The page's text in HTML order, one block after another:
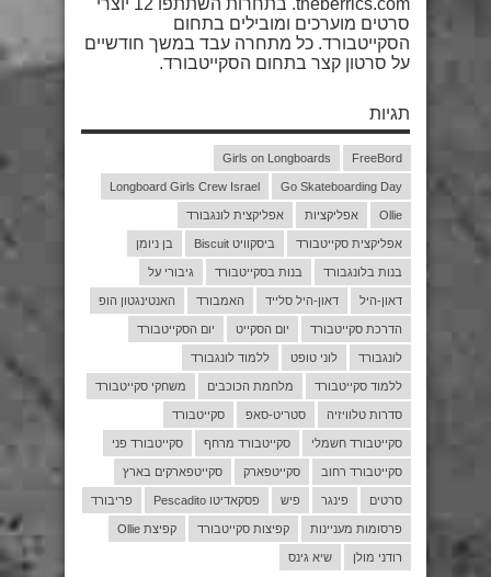
theberrics.com. בתחרות השתתפו 12 יוצרי
סרטים מוערכים ומובילים בתחום
הסקייטבורד. כל מתחרה עבד במשך חודשיים
על סרטון קצר בתחום הסקייטבורד.
תגיות
FreeBord
Girls on Longboards
Go Skateboarding Day
Longboard Girls Crew Israel
Ollie אפליקציות אפליקצית לונגבורד
אפליקצית סקייטבורד ביסקוויט Biscuit בן ניומן
בנות בלונגבורד בנות בסקייטבורד גיבורי על
דאון-היל דאון-היל סלייד האמבורד האנטינגטון הופ
הדרכת סקייטבורד יום הסקייט יום הסקייטבורד
לונגבורד לוני טופט ללמוד לונגבורד
ללמוד סקייטבורד מלחמת הכוכבים משחקי סקייטבורד
סדרות טלוויזיה סטריט-סאפ סקייטבורד
סקייטבורד חשמלי סקייטבורד מרחף סקייטבורד פני
סקייטבורד רחוב סקייטפארק סקייטפארקים בארץ
סרטים פינגר פיש פסקאדיטו Pescadito פריבורד
פרסומות מעניינות קפיצות סקייטבורד קפיצת Ollie
רודני מולן שיא גינס